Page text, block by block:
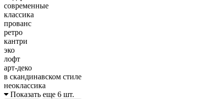
современные
классика
прованс
ретро
кантри
эко
лофт
арт-деко
в скандинавском стиле
неоклассика
Показать еще 6 шт.